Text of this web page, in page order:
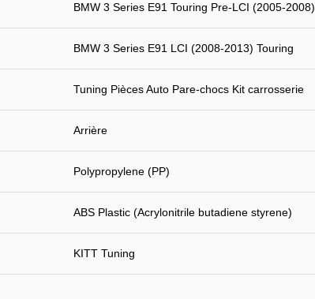
BMW 3 Series E91 Touring Pre-LCI (2005-2008)
BMW 3 Series E91 LCI (2008-2013) Touring
Tuning Pièces Auto Pare-chocs Kit carrosserie
Arrière
Polypropylene (PP)
ABS Plastic (Acrylonitrile butadiene styrene)
KITT Tuning